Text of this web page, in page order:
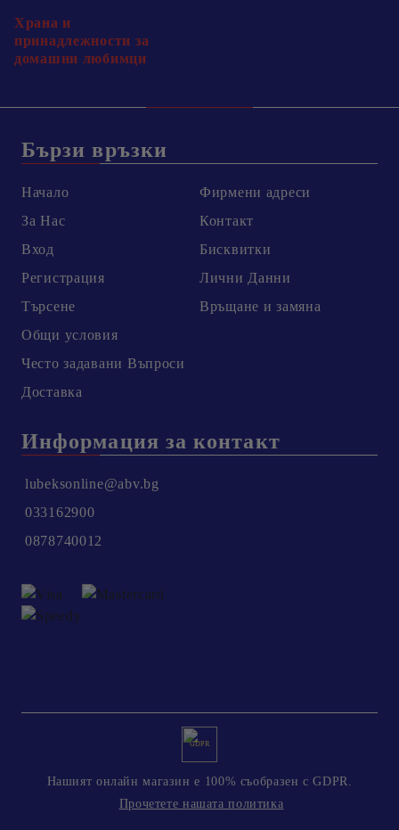
Храна и
принадлежности за
домашни любимци
Бързи връзки
Начало
За Нас
Вход
Регистрация
Търсене
Общи условия
Честo задавани Въпроси
Доставка
Фирмени адреси
Контакт
Бисквитки
Лични Данни
Връщане и замяна
Информация за контакт
lubeksonline@abv.bg
033162900
0878740012
GDPR
Нашият онлайн магазин е 100% съобразен с GDPR.
Прочетете нашата политика